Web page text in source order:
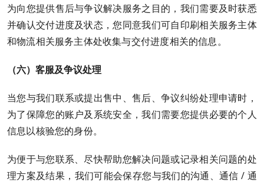
为向您提供售后与争议解决服务之目的，我们需要及时获悉
并确认交付进度及状态，您同意我们可自印刷相关服务主体
和物流相关服务主体处收集与交付进度相关的信息。
（六）客服及争议处理
当您与我们联系或提出售中、售后、争议纠纷处理申请时，
为了保障您的账户及系统安全，我们需要您提供必要的个人
信息以核验您的身份。
为便于与您联系、尽快帮助您解决问题或记录相关问题的处
理方案及结果，我们可能会保存您与我们的沟通、通信 / 通